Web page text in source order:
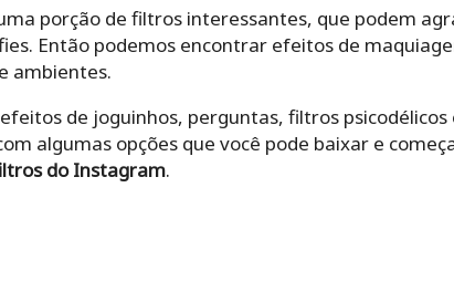
porção de filtros interessantes, que podem
Então podemos encontrar efeitos de
ambientes.
de joguinhos, perguntas, filtros
algumas opções que você pode baixar e
do Instagram.